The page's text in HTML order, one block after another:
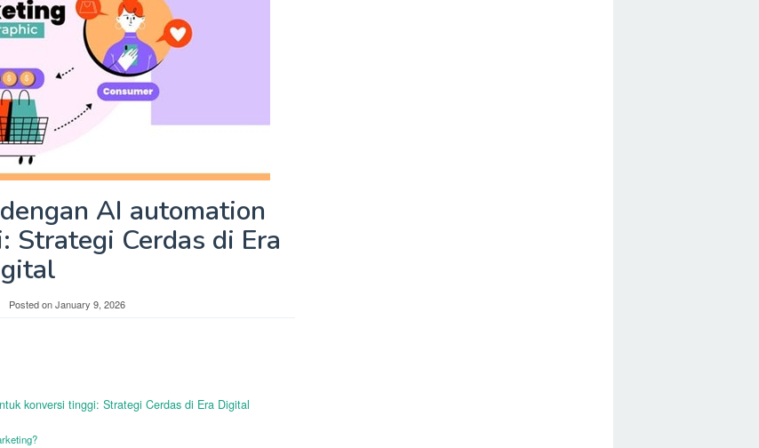
AI automation
Strategi Cerdas di Era
Posted onJanuary 9, 2026
konversi tinggi: Strategi Cerdas di Era Digital